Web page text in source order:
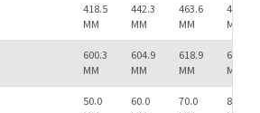
418.5
MM
442.3
MM
463.6
MM
491.2
MM
600.3
MM
604.9
MM
618.9
MM
628.1
MM
50.0
60.0
70.0
80.0